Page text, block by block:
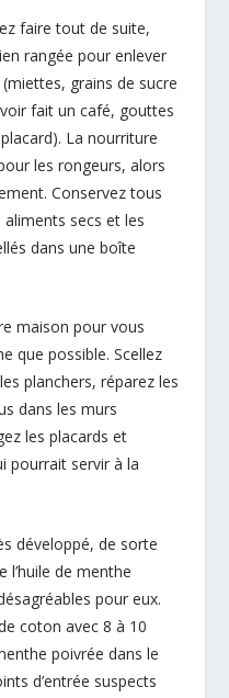
faire tout de suite,
rangée pour enlever
grains de sucre
fait un café, gouttes
La nourriture
les rongeurs, alors
Conservez tous
secs et les
dans une boîte
maison pour vous
que possible. Scellez
planchers, réparez les
dans les murs
les placards et
pourrait servir à la
développé, de sorte
l’huile de menthe
pour eux.
coton avec 8 à 10
poivrée dans le
d’entrée suspects